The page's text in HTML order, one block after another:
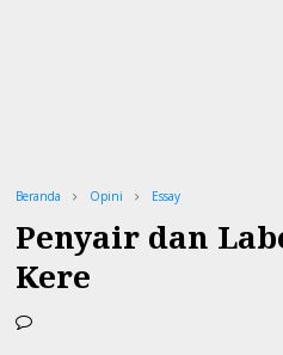
Beranda Opini Essay
Penyair dan
Kere